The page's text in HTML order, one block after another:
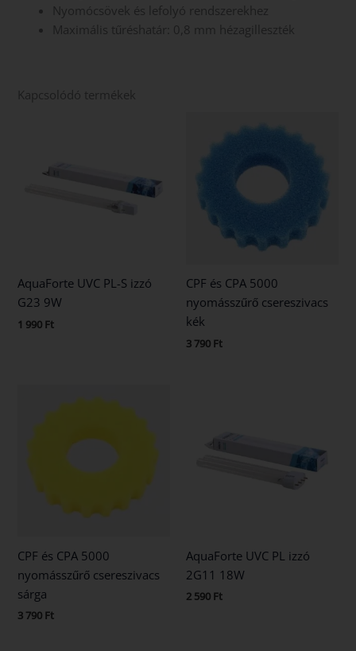
Nyomócsövek és lefolyó rendszerekhez
Maximális tűréshatár: 0,8 mm hézagilleszték
Kapcsolódó termékek
AquaForte UVC PL-S izzó
G23 9W
1 990 Ft
CPF és CPA 5000
nyomásszűrő csereszivacs
kék
3 790 Ft
CPF és CPA 5000
nyomásszűrő csereszivacs
sárga
3 790 Ft
AquaForte UVC PL izzó
2G11 18W
2 590 Ft